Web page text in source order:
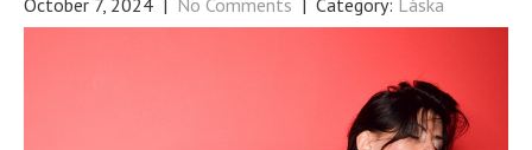
October 7, 2024 | No Comments | Category: Láska